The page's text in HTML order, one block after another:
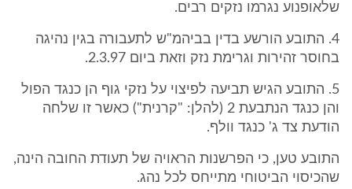
שלאופנוע נגרמו נזקים רבים.
4. התובע הורשע בדין בביהמ"ש לתעבורה בגין נהיגה
בחוסר זהירות וגרימת נזק וזאת ביום 2.3.97.
5. התובע הגיש תביעה לפיצוי על נזקי גוף הן כנגד הפול
והן כנגד הנתבעת 2 (להלן: "קרנית") כאשר זו שלחה
הודעת צד ג' כנגד וולף.
התובע טען, כי הפרשנות הראויה של תעודת החובה הינה,
שהכיסוי הביטוחי מתייחס לכל נהג.